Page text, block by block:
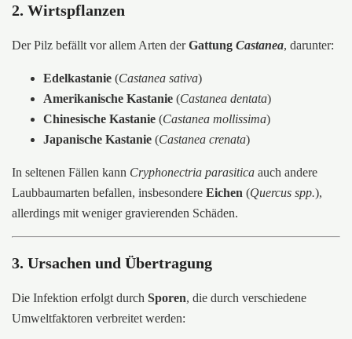
2. Wirtspflanzen
Der Pilz befällt vor allem Arten derGattung Castanea, darunter:
Edelkastanie (Castanea sativa)
Amerikanische Kastanie (Castanea dentata)
Chinesische Kastanie (Castanea mollissima)
Japanische Kastanie (Castanea crenata)
In seltenen Fällen kann Cryphonectria parasitica auch andere
Laubbaumarten befallen, insbesondere Eichen (Quercus spp.),
allerdings mit weniger gravierenden Schäden.
3. Ursachen und Übertragung
Die Infektion erfolgt durch Sporen, die durch verschiedene
Umweltfaktoren verbreitet werden: